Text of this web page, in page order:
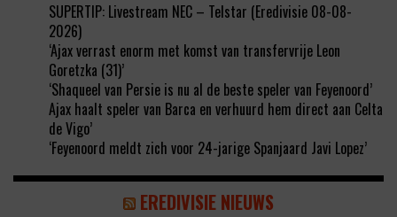
SUPERTIP: Livestream NEC – Telstar (Eredivisie 08-08-
2026)
‘Ajax verrast enorm met komst van transfervrije Leon
Goretzka (31)’
‘Shaqueel van Persie is nu al de beste speler van Feyenoord’
Ajax haalt speler van Barca en verhuurd hem direct aan Celta
de Vigo’
‘Feyenoord meldt zich voor 24-jarige Spanjaard Javi Lopez’
EREDIVISIE NIEUWS